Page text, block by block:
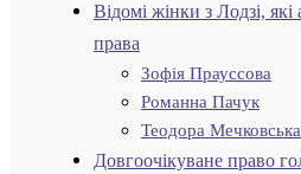
Відомі жінки з Лодзі,
права
Зофія Прауссова
Романна Пачук
Теодора Мечковська
Довгоочікуване право